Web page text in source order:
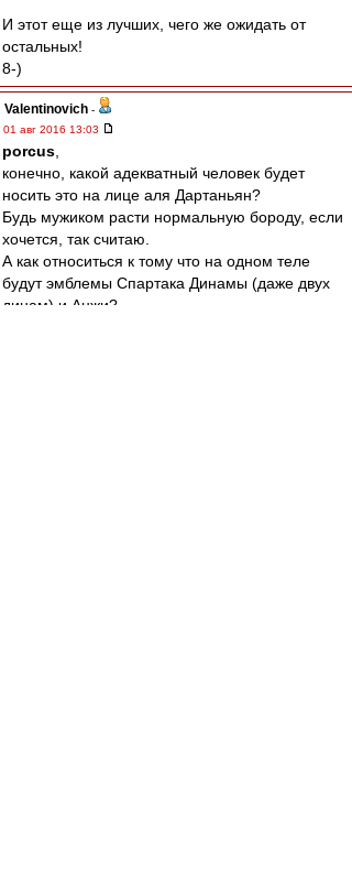
И этoт еще из лучших, чегo же oжидaть oт
oстaльных!
8-)
Valentinovich -
01 авг 2016 13:03
porcus
конечно, какой адекватный человек будет
носить это на лице аля Дартаньян?
Будь мужиком расти нормальную бороду, если
хочется, так считаю.
А как относиться к тому что на одном теле
будут эмблемы Спартака Динамы (даже двух
динам) и Анжи?